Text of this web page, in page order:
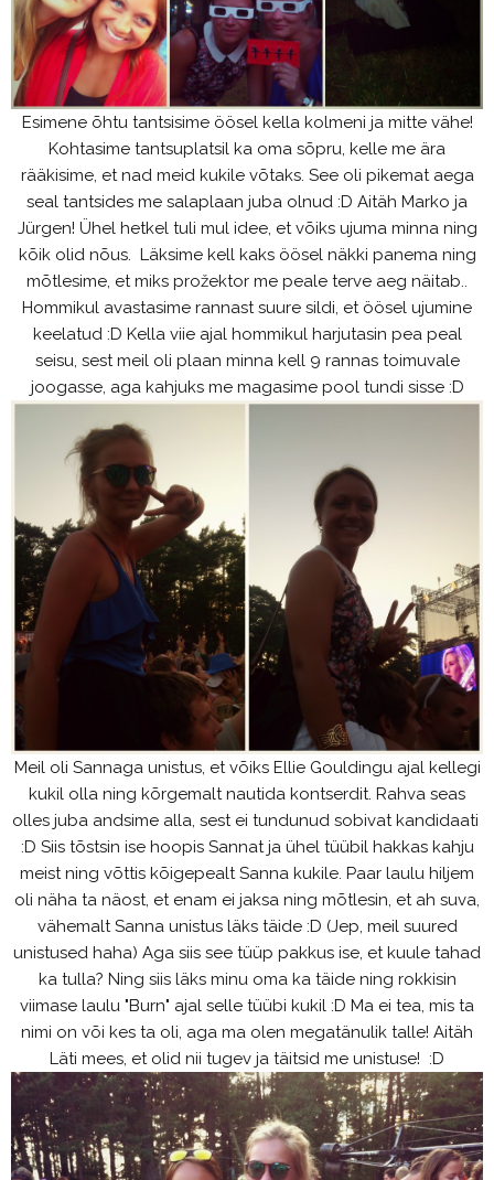
Esimene õhtu tantsisime öösel kella kolmeni ja mitte vähe!
Kohtasime tantsuplatsil ka oma sõpru, kelle me ära
rääkisime, et nad meid kukile võtaks. See oli pikemat aega
seal tantsides me salaplaan juba olnud :D Aitäh Marko ja
Jürgen! Ühel hetkel tuli mul idee, et võiks ujuma minna ning
kõik olid nõus. Läksime kell kaks öösel näkki panema ning
mõtlesime, et miks prožektor me peale terve aeg näitab..
Hommikul avastasime rannast suure sildi, et öösel ujumine
keelatud :D Kella viie ajal hommikul harjutasin pea peal
seisu, sest meil oli plaan minna kell 9 rannas toimuvale
joogasse, aga kahjuks me magasime pool tundi sisse :D
Meil oli Sannaga unistus, et võiks Ellie Gouldingu ajal kellegi
kukil olla ning kõrgemalt nautida kontserdit. Rahva seas
olles juba andsime alla, sest ei tundunud sobivat kandidaati
:D Siis tõstsin ise hoopis Sannat ja ühel tüübil hakkas kahju
meist ning võttis kõigepealt Sanna kukile. Paar laulu hiljem
oli näha ta näost, et enam ei jaksa ning mõtlesin, et ah suva,
vähemalt Sanna unistus läks täide :D (Jep, meil suured
unistused haha) Aga siis see tüüp pakkus ise, et kuule tahad
ka tulla? Ning siis läks minu oma ka täide ning rokkisin
viimase laulu "Burn" ajal selle tüübi kukil :D Ma ei tea, mis ta
nimi on või kes ta oli, aga ma olen megatänulik talle! Aitäh
Läti mees, et olid nii tugev ja täitsid me unistuse! :D